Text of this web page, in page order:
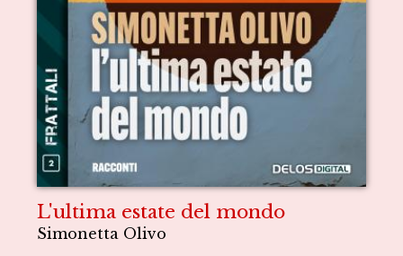
L'ultima estate del mondo
Simonetta Olivo